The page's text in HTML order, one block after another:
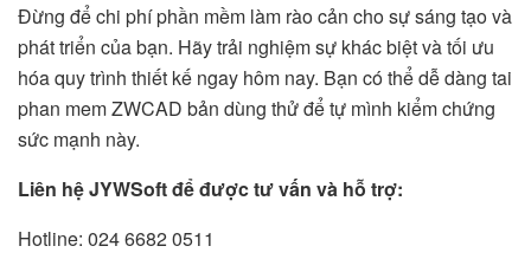
Đừng để chi phí phần mềm làm rào cản cho sự sáng tạo và
phát triển của bạn. Hãy trải nghiệm sự khác biệt và tối ưu
hóa quy trình thiết kế ngay hôm nay. Bạn có thể dễ dàng tai
phan mem ZWCAD bản dùng thử để tự mình kiểm chứng
sức mạnh này.
Liên hệ JYWSoft để được tư vấn và hỗ trợ:
Hotline: 024 6682 0511